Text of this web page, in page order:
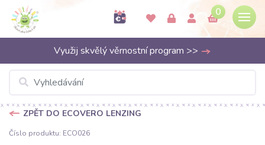
0
Využij skvělý věrnostní program >>
ZPĚT DO ECOVERO LENZING
Číslo produktu: ECO026